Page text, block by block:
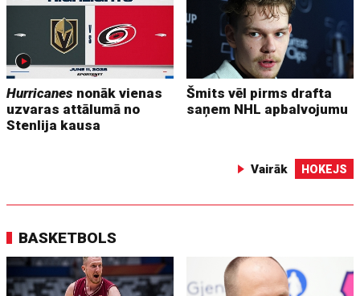
Hurricanes nonāk vienas
uzvaras attālumā no
Stenlija kausa
Šmits vēl pirms drafta
saņem NHL apbalvojumu
Vairāk HOKEJS
BASKETBOLS